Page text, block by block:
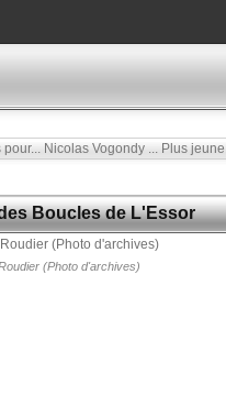
Nicolas Vogondy ... Plus
Boucles de L'Essor
(Photo d'archives)